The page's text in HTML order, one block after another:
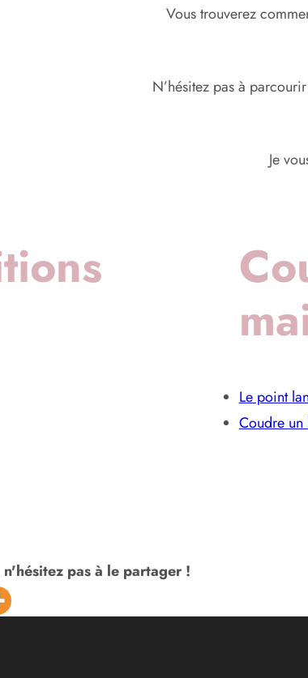
Vous trouverez
N’hésitez pas à
Je
Le point
Coudre
pas à le partager !